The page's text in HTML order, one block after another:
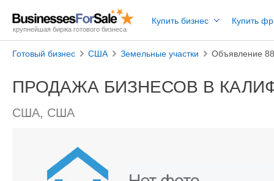
крупнейшая биржа готового бизнеса
Купить бизнес Купить
Готовый бизнес США Земельные участки Объявление
ПРОДАЖА БИЗНЕСОВ В
США, США